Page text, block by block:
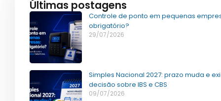
Últimas postagens
Controle de ponto em pequenas
obrigatório?
29/07/2026
Simples Nacional 2027: prazo muda e
decisão sobre IBS e CBS
09/07/2026